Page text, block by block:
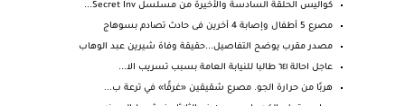
كواليس الحلقة السادسة والأخيرة من مسلسل Secret Inv...
مصرع 5 أطفال وإصابة 4 أخرين فى حادث تصادم بسوهاج
مصدر مقرب يوضح التفاصيل...حقيقة وفاة شيرين عبد الوهاب
عاجل احالة ٦٤١ طالبا للنيابة العامة بسبب تسريب الا...
هربًا من حرارة الجو. مصرع شقيقين «غرقًا» في ترعة ب...